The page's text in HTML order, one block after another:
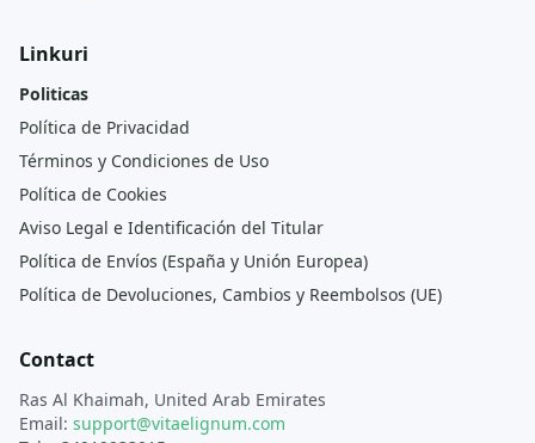
Linkuri
Politicas
Política de Privacidad
Términos y Condiciones de Uso
Política de Cookies
Aviso Legal e Identificación del Titular
Política de Envíos (España y Unión Europea)
Política de Devoluciones, Cambios y Reembolsos (UE)
Contact
Ras Al Khaimah, United Arab Emirates
Email: support@vitaelignum.com